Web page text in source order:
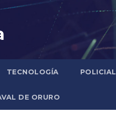
TECNOLOGÍA POLICIAL
DE ORURO